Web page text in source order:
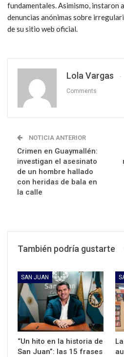
fundamentales. Asimismo, instaron
denuncias anónimas sobre
de su sitio web oficial.
Lola Vargas
Comments
NOTICIA ANTERIOR
Crimen en Guaymallén:
investigan el asesinato
de un hombre hallado
con heridas de bala en
la calle
También podría gustarte
SAN JUAN
“Un hito en la historia de
San Juan”: las 15 frases